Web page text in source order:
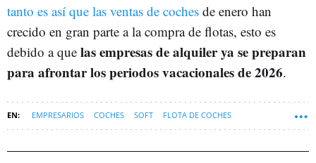
tanto es así que las ventas de coches de enero han
crecido en gran parte a la compra de flotas, esto es
debido a que las empresas de alquiler ya se preparan
para afrontar los periodos vacacionales de 2026.
EMPRESARIOS COCHES SOFT FLOTA DE COCHES